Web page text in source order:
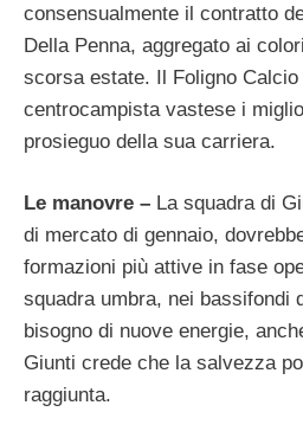
consensualmente il contratto
Della Penna, aggregato ai
scorsa estate. Il Foligno
centrocampista vastese i
prosieguo della sua carriera.
Le manovre – La squadra di
di mercato di gennaio,
formazioni più attive in fase
squadra umbra, nei bassifondi
bisogno di nuove energie,
Giunti crede che la salvezza
raggiunta.